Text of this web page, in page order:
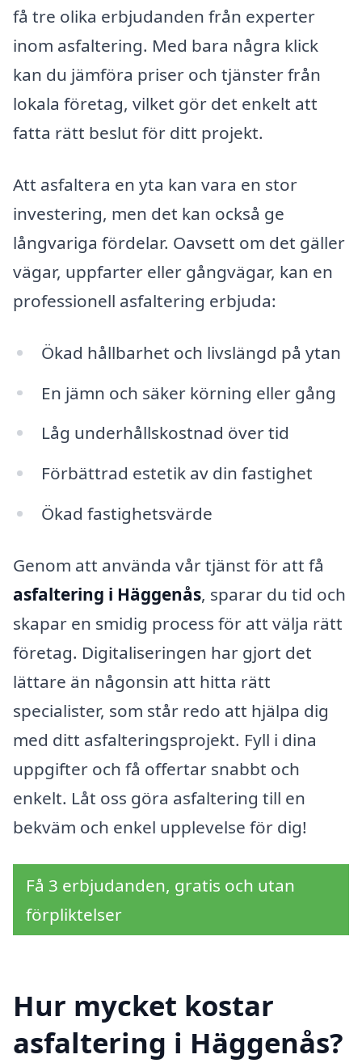
få tre olika erbjudanden från experter
inom asfaltering. Med bara några klick
kan du jämföra priser och tjänster från
lokala företag, vilket gör det enkelt att
fatta rätt beslut för ditt projekt.
Att asfaltera en yta kan vara en stor
investering, men det kan också ge
långvariga fördelar. Oavsett om det gäller
vägar, uppfarter eller gångvägar, kan en
professionell asfaltering erbjuda:
Ökad hållbarhet och livslängd på ytan
En jämn och säker körning eller gång
Låg underhållskostnad över tid
Förbättrad estetik av din fastighet
Ökad fastighetsvärde
Genom att använda vår tjänst för att få
asfaltering i Häggenås, sparar du tid och
skapar en smidig process för att välja rätt
företag. Digitaliseringen har gjort det
lättare än någonsin att hitta rätt
specialister, som står redo att hjälpa dig
med ditt asfalteringsprojekt. Fyll i dina
uppgifter och få offertar snabbt och
enkelt. Låt oss göra asfaltering till en
bekväm och enkel upplevelse för dig!
Få 3 erbjudanden, gratis och utan
förpliktelser
Hur mycket kostar
asfaltering i Häggenås?